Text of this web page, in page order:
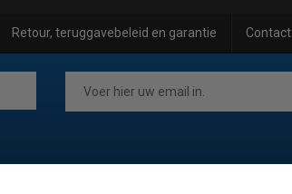
Retour, teruggavebeleid en garantie Contact